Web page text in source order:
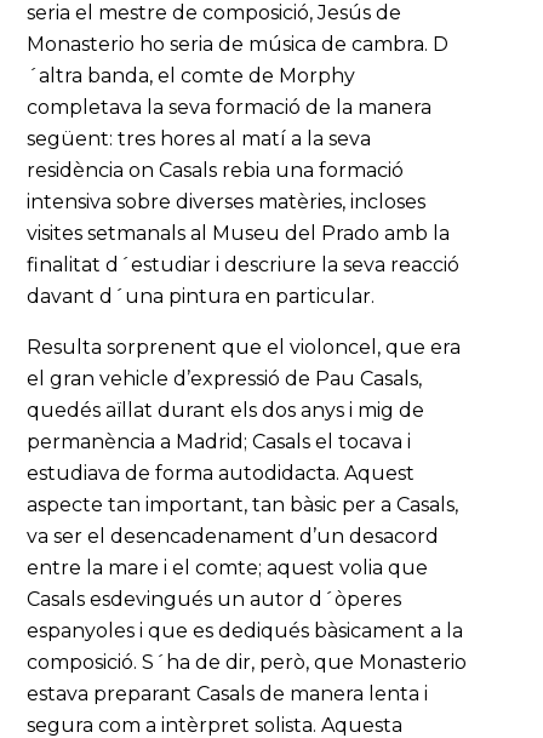
seria el mestre de composició, Jesús de
Monasterio ho seria de música de cambra. D
´altra banda, el comte de Morphy
completava la seva formació de la manera
següent: tres hores al matí a la seva
residència on Casals rebia una formació
intensiva sobre diverses matèries, incloses
visites setmanals al Museu del Prado amb la
finalitat d´estudiar i descriure la seva reacció
davant d´una pintura en particular.
Resulta sorprenent que el violoncel, que era
el gran vehicle d’expressió de Pau Casals,
quedés aïllat durant els dos anys i mig de
permanència a Madrid; Casals el tocava i
estudiava de forma autodidacta. Aquest
aspecte tan important, tan bàsic per a Casals,
va ser el desencadenament d’un desacord
entre la mare i el comte; aquest volia que
Casals esdevingués un autor d´òperes
espanyoles i que es dediqués bàsicament a la
composició. S´ha de dir, però, que Monasterio
estava preparant Casals de manera lenta i
segura com a intèrpret solista. Aquesta